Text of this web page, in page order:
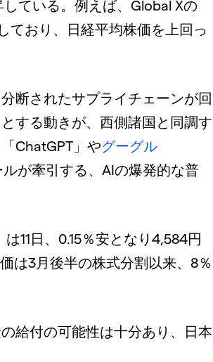
ている。例えば、Global Xの
ており、日経平均株価を上回っ
断されたサプライチェーンが回
する動きが、西側諸国と同調す
ChatGPT」やグーグル
が牽引する、AIの爆発的な普
は11日、0.15％安となり4,584円
は3月後半の株式分割以来、8％
給付の可能性は十分あり、日本